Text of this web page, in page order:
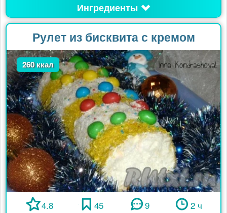
Ингредиенты
Рулет из бисквита с кремом
260 ккал
4.8 45 9 2 ч